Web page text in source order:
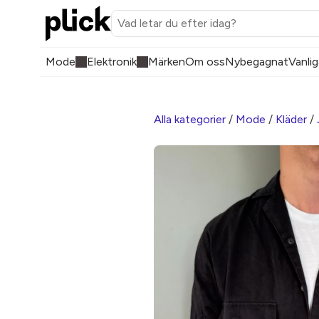
Mode Elektronik MärkenOm ossNybegagnat
Alla kategorier / Mode / Kläder /